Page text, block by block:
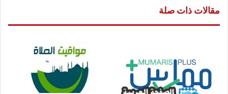
مقالات ذات صلة